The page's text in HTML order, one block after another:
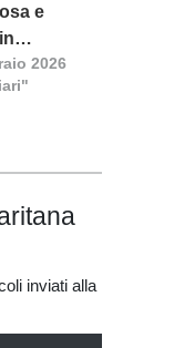
e
verso
XIV
2026
inviati alla